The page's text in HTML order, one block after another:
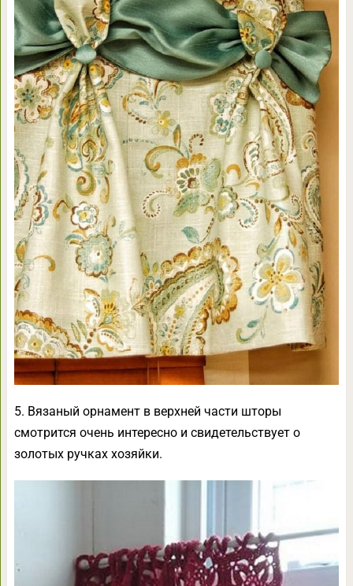
5. Вязаный орнамент в верхней части шторы
смотрится очень интересно и свидетельствует о
золотых ручках хозяйки.